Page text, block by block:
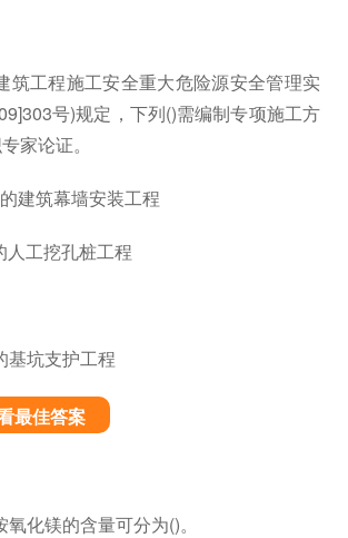
筑工程施工安全重大危险源安全管理实
号)规定，下列()需编制专项施工方
家论证。
建筑幕墙安装工程
人工挖孔桩工程
基坑支护工程
最佳答案
化镁的含量可分为()。